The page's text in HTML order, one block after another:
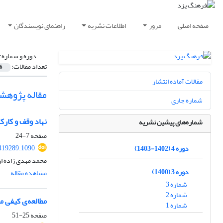
صفحه اصلی مرور اطلاعات نشریه راهنمای نویسندگان
دوره و
تعداد مقالات: 6
مقاله
نهاد وقف و
صفحه7-24
محمد مهدی زاده
مشاهده مقاله
مطالعه‌ی
صفحه25-51
مقالات آماده انتشار
شماره جاری
شماره‌های پیشین نشریه
دوره 4 (1402-1403)
دوره 3 (1400)
شماره 3
شماره 2
شماره 1